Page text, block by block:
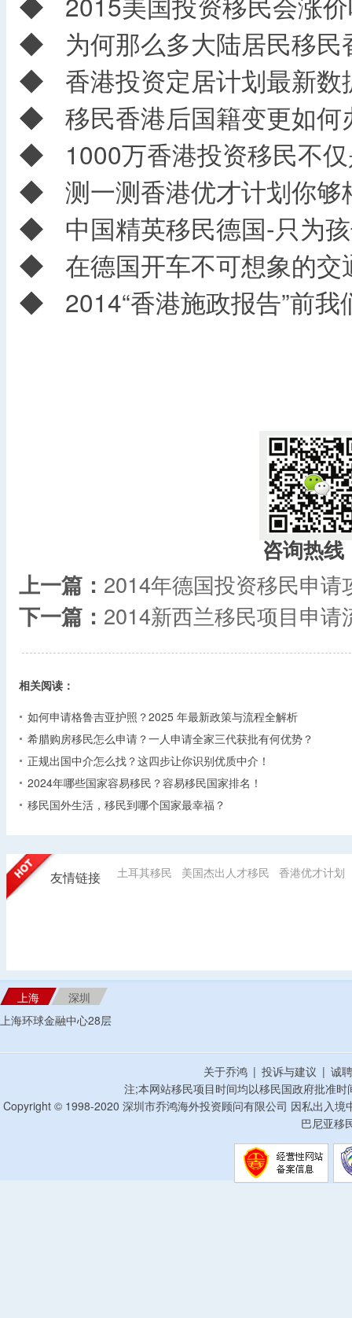
◆ 为何那么多大陆居民移民
◆ 香港投资定居计划最新数
◆ 移民香港后国籍变更如何
◆ 1000万香港投资移民不
◆ 测一测香港优才计划你够
◆ 中国精英移民德国-只为
◆ 在德国开车不可想象的交
◆ 2014“香港施政报告”前
咨询热线
上一篇： 2014年德国投资移民申请
下一篇： 2014新西兰移民项目申请
相关阅读：
如何申请格鲁吉亚护照？2025 年最新政策与流程全解析​
希腊购房移民怎么申请？一人申请全家三代获批有何优势？​
正规出国中介怎么找？这四步让你识别优质中介！
2024年哪些国家容易移民？容易移民国家排名！
移民国外生活，移民到哪个国家最幸福？
友情链接 土耳其移民 美国杰出人才移民 香港优才计划
上海
深圳
上海环球金融中心28层
关于乔鸿 | 投诉与建议 | 诚
注;本网站移民项目时间均以移民国政府批准
Copyright © 1998-2020 深圳市乔鸿海外投资顾问有限公司 因私出入
巴尼亚移